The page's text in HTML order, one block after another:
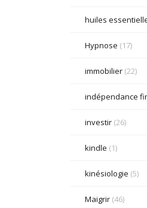
huiles
Hypnose (17)
immobilier(22)
indépendance
investir(26)
kindle (1)
kinésiologie (5)
Maigrir(46)